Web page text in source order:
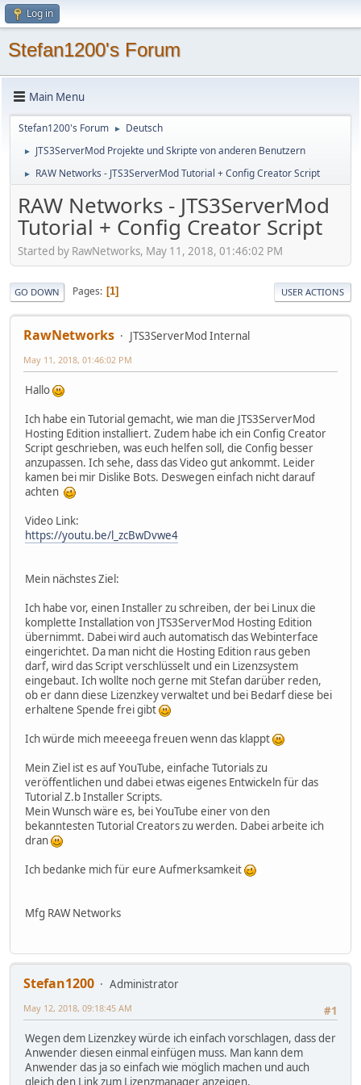
Log in
Stefan1200's Forum
Main Menu
Stefan1200's Forum ► Deutsch
► JTS3ServerMod Projekte und Skripte von anderen Benutzern
► RAW Networks - JTS3ServerMod Tutorial + Config Creator Script
RAW Networks - JTS3ServerMod
Tutorial + Config Creator Script
Started by RawNetworks, May 11, 2018, 01:46:02 PM
GO DOWN Pages 1 USER ACTIONS
RawNetworks JTS3ServerMod Internal
May 11, 2018, 01:46:02 PM
Hallo
Ich habe ein Tutorial gemacht, wie man die JTS3ServerMod
Hosting Edition installiert. Zudem habe ich ein Config Creator
Script geschrieben, was euch helfen soll, die Config besser
anzupassen. Ich sehe, dass das Video gut ankommt. Leider
kamen bei mir Dislike Bots. Deswegen einfach nicht darauf
achten
Video Link:
https://youtu.be/l_zcBwDvwe4
Mein nächstes Ziel:
Ich habe vor, einen Installer zu schreiben, der bei Linux die
komplette Installation von JTS3ServerMod Hosting Edition
übernimmt. Dabei wird auch automatisch das Webinterface
eingerichtet. Da man nicht die Hosting Edition raus geben
darf, wird das Script verschlüsselt und ein Lizenzsystem
eingebaut. Ich wollte noch gerne mit Stefan darüber reden,
ob er dann diese Lizenzkey verwaltet und bei Bedarf diese bei
erhaltene Spende frei gibt
Ich würde mich meeeega freuen wenn das klappt
Mein Ziel ist es auf YouTube, einfache Tutorials zu
veröffentlichen und dabei etwas eigenes Entwickeln für das
Tutorial Z.b Installer Scripts.
Mein Wunsch wäre es, bei YouTube einer von den
bekanntesten Tutorial Creators zu werden. Dabei arbeite ich
dran
Ich bedanke mich für eure Aufmerksamkeit
Mfg RAW Networks
Stefan1200
Administrator
#1
May 12, 2018, 09:18:45 AM
Wegen dem Lizenzkey würde ich einfach vorschlagen, dass der
Anwender diesen einmal einfügen muss. Man kann dem
Anwender das ja so einfach wie möglich machen und auch